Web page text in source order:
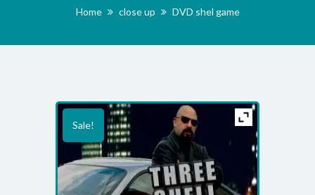
Home close up DVD shel game
Sale!